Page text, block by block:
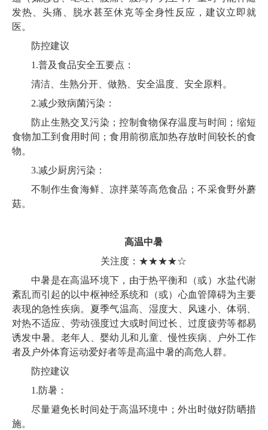
发热、头痛、脱水甚至休克等全身性反应，建议立即就
医。
防控建议
1.普及食品安全五要点：
清洁、生熟分开、做熟、安全温度、安全原料。
2.减少致病菌污染：
防止生熟交叉污染；控制食物保存温度与时间；缩短
食物加工到食用时间；食用前彻底加热存放时间较长的食
物。
3.减少厨房污染：
不制作生食海鲜、凉拌菜等高危食品；不采食野外蘑
菇。
高温中暑
关注度：★★★★☆
中暑是在高温环境下，由于热平衡和（或）水盐代谢
紊乱而引起的以中枢神经系统和（或）心血管障碍为主要
表现的急性疾病。夏季气温高、湿度大、风速小、体弱、
对热不适应、劳动强度过大或时间过长、过度疲劳等都易
诱发中暑。老年人、婴幼儿和儿童、慢性疾病、户外工作
者及户外体育运动爱好者等是高温中暑的高危人群。
防控建议
1.防暑：
尽量避免长时间处于高温环境中；外出时做好防晒措
施。